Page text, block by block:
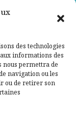
des technologies
informations des
nous permettra de
navigation ou les
ou de retirer son